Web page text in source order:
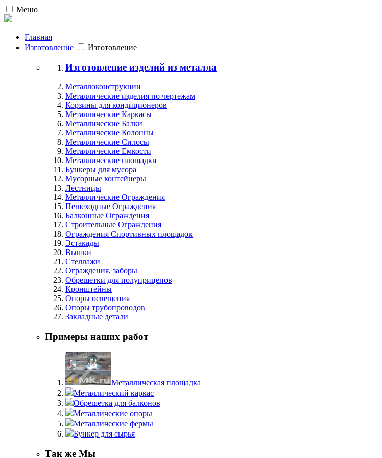
Меню
Главная
Изготовление
Изготовление
Изготовление изделий из металла
Металлоконструкции
Металлические изделия по чертежам
Корзины для кондиционеров
Металлические Каркасы
Металлические Балки
Металлические Колонны
Металлические Силосы
Металлические Емкости
Металлические площадки
Бункеры для мусора
Мусорные контейнеры
Лестницы
Металлические Ограждения
Пешеходные Ограждения
Балконные Ограждения
Строительные Ограждения
Ограждения Спортивных площадок
Эстакады
Вышки
Стеллажи
Ограждения, заборы
Обрешетки для полуприцепов
Кронштейны
Опоры освещения
Опоры трубопроводов
Закладные детали
Примеры наших работ
Металлическая площадка
Металлический каркас
Обрешетка для балконов
Металлические опоры
Металлические фермы
Бункер для сырья
Так же Мы